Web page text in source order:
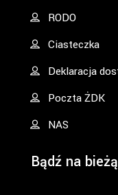
RODO
Ciasteczka
Deklaracja
Poczta ŻDK
NAS
Bądź na